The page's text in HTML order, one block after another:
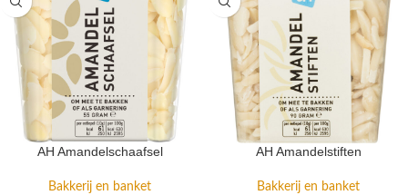
AH Amandelschaafsel
Bakkerij en banket
AH Amandelstiften
Bakkerij en banket